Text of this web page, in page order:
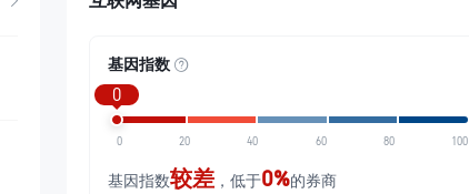
基因指数
0
0 20 40 60 80 100
基因指数较差 ，低于0%的券商